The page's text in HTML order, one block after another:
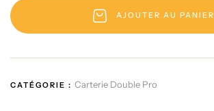
AJOUTER AU PANIER
CATÉGORIE : Carterie Double Pro